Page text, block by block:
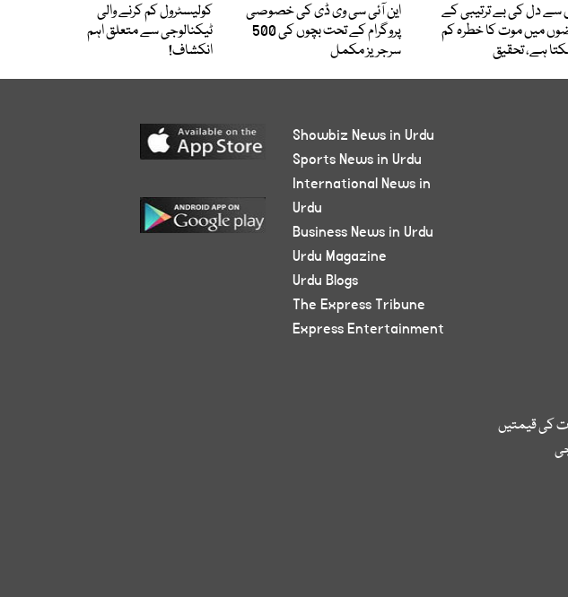
سے دل کی بے ترتیبی کے
میں موت کا خطرہ کم
ہے، تحقیق
این آئی سی وی ڈی کی خصوصی
پروگرام کے تحت بچوں کی 500
سرجریز مکمل
کولیسٹرول کم کرنے والی
ٹیکنالوجی سے متعلق اہم
انکشاف!
کی قیمتیں
Showbiz News in Urdu
Sports News in Urdu
International News in
Urdu
Business News in Urdu
Urdu Magazine
Urdu Blogs
The Express Tribune
Express Entertainment